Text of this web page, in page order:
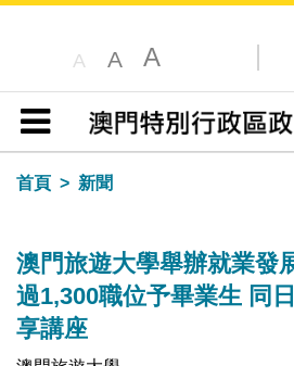
A A A
目錄
首頁
新聞
澳門旅遊大學舉辦就業發
過1,300職位予畢業生 同
享講座